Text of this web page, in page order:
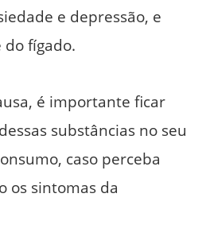
e depressão, e
fígado.
é importante ficar
substâncias no seu
caso perceba
os sintomas da